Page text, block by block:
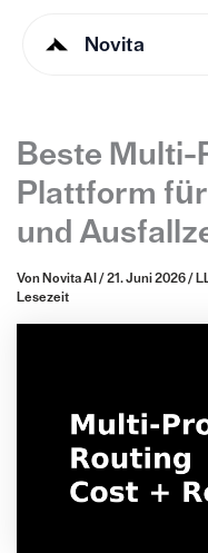
Novita
Beste
Plattform
und
Von Novita AI / 21. Juni 2026/
Lesezeit